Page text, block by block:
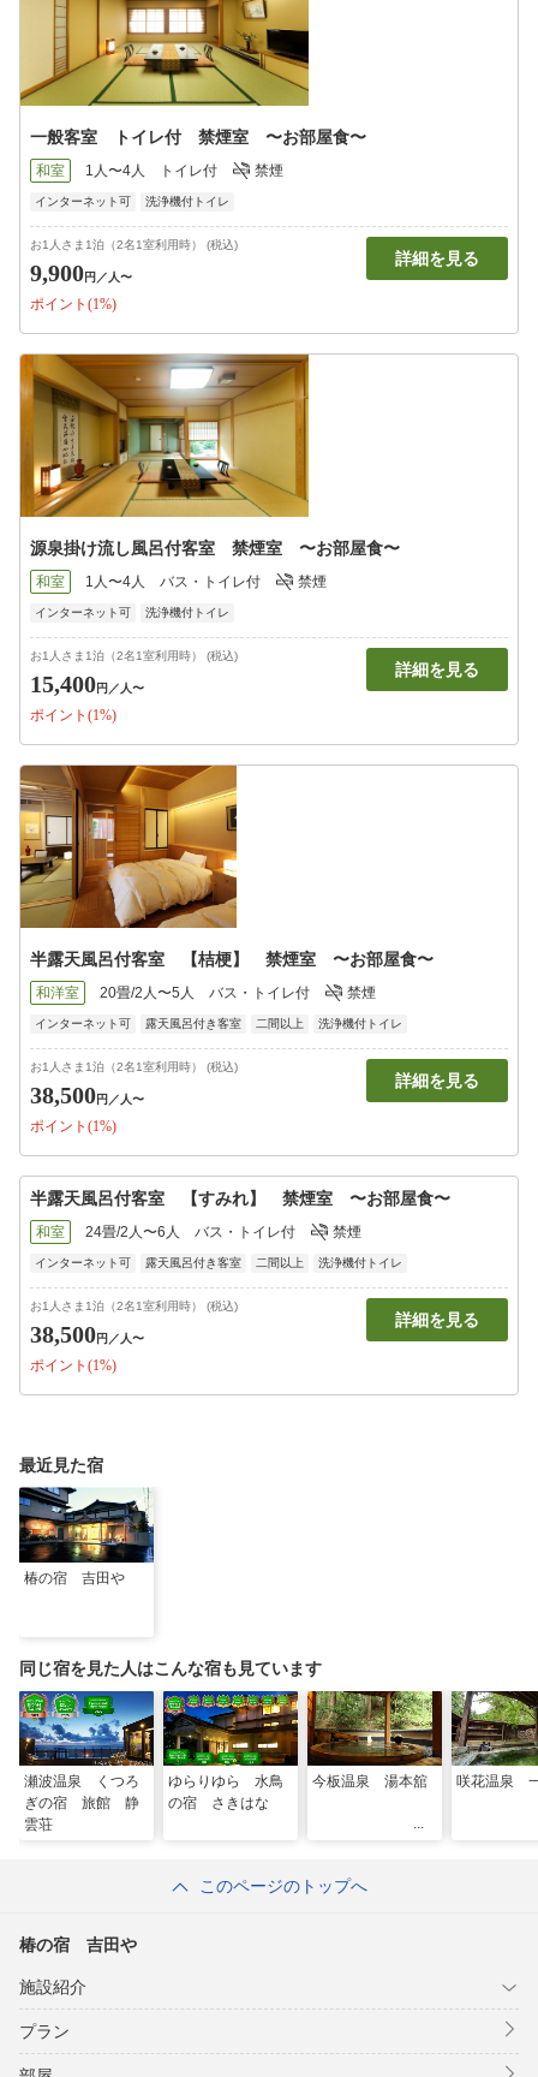
一般客室 トイレ付 禁煙室 〜お部屋食〜
和室 1人〜4人 トイレ付 禁煙
インターネット可 洗浄機付トイレ
お1人さま1泊（2名1室利用時） (税込)
9,900円 ／人〜
ポイント(1%)
詳細を見る
源泉掛け流し風呂付客室 禁煙室 〜お部屋食〜
和室 1人〜4人 バス・トイレ付 禁煙
インターネット可 洗浄機付トイレ
お1人さま1泊（2名1室利用時） (税込)
15,400円 ／人〜
ポイント(1%)
詳細を見る
半露天風呂付客室 【桔梗】 禁煙室 〜お部屋食〜
和洋室 20畳/2人〜5人 バス・トイレ付 禁煙
インターネット可 露天風呂付き客室 二間以上 洗浄機付トイレ
お1人さま1泊（2名1室利用時） (税込)
38,500円 ／人〜
ポイント(1%)
詳細を見る
半露天風呂付客室 【すみれ】 禁煙室 〜お部屋食〜
和室 24畳/2人〜6人 バス・トイレ付 禁煙
インターネット可 露天風呂付き客室 二間以上 洗浄機付トイレ
お1人さま1泊（2名1室利用時） (税込)
38,500円 ／人〜
ポイント(1%)
詳細を見る
最近見た宿
椿の宿 吉田や
同じ宿を見た人はこんな宿も見ています
瀬波温泉 くつろ
ぎの宿 旅館 静
雲荘
ゆらりゆら 水鳥
の宿 さきはな
今板温泉 湯本舘 咲花温泉
このページのトップへ
椿の宿 吉田や
施設紹介
プラン